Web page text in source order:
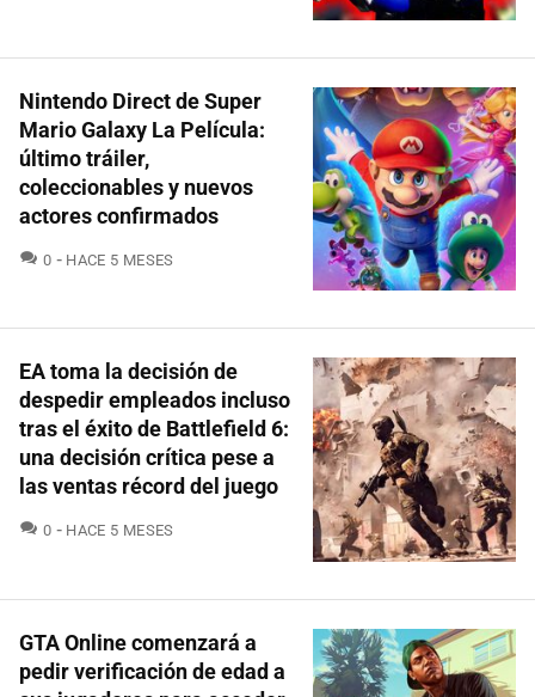
Nintendo Direct de Super
Mario Galaxy La Película:
último tráiler,
coleccionables y nuevos
actores confirmados
0 COMENTARIOS
HACE 5 MESES
EA toma la decisión de
despedir empleados incluso
tras el éxito de Battlefield 6:
una decisión crítica pese a
las ventas récord del juego
0 COMENTARIOS
HACE 5 MESES
GTA Online comenzará a
pedir verificación de edad a